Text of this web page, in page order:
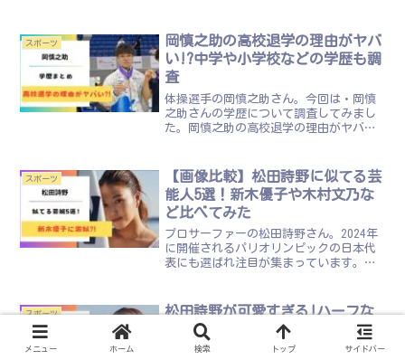
Instagram谷川航さんは下記のような芸
能人に似てると言わ...
スポーツ
岡慎之助の高校退学の理由がヤバ
い!?中学や小学校などの学歴も調
査
体操選手の岡慎之助さん。今回は・岡慎
之助さんの学歴について調査してみまし
た。岡慎之助の高校退学の理由がヤバ
れは一体どういうことなのでしょうか？
早速調べていきたいと思い...
スポーツ
【画像比較】松田詩野に似てる芸
能人5選！新木優子や木村文乃な
ど比べてみた
プロサーファーの松田詩野さん。2024年
に開催されるパリオリンピックの日本代
表にも選ばれ注目が集まっています。そ
詩野に似てる芸能人はいる？・松田詩野
に似てる芸能人と画像...
スポーツ
松田詩野が可愛すぎる!ハーフな
のか父親・母親の画像で検証！
プロサーファーの松田詩野さん。2024年
メニュー ホーム 検索 トップ サイドバー